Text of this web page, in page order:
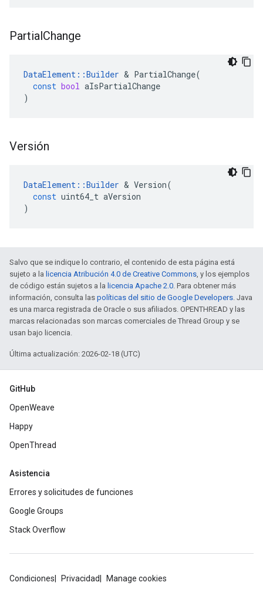
PartialChange
DataElement ::Builder & PartialChange(
const bool aIsPartialChange
)
Versión
DataElement ::Builder & Version(
const uint64_t aVersion
)
Salvo que se indique lo contrario, el contenido de esta página está
sujeto a la licencia Atribución 4.0 de Creative Commons, y los ejemplos
de código están sujetos a la licencia Apache 2.0. Para obtener más
información, consulta las políticas del sitio de Google Developers. Java
es una marca registrada de Oracle o sus afiliados. OPENTHREAD y las
marcas relacionadas son marcas comerciales de Thread Group y se
usan bajo licencia.
Última actualización: 2026-02-18 (UTC)
GitHub
OpenWeave
Happy
OpenThread
Asistencia
Errores y solicitudes de funciones
Google Groups
Stack Overflow
Condiciones Privacidad Manage cookies